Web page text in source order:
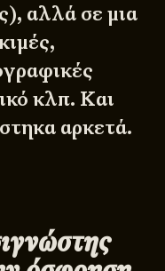
αλλά σε μια
κλπ. Και
αρκετά.